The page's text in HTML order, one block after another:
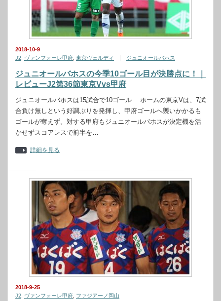
2018-10-9
J2 ヴァンフォーレ甲府 東京ヴェルディ ジュニオールバホス
ジュニオールバホスの今季10ゴール目が決勝点に！｜
レビューJ2第36節東京Vvs甲府
ジュニオールバホスは15試合で10ゴール ホームの東京Vは、7試
合負け無しという好調ぶりを発揮し、甲府ゴールへ襲いかかるも
ゴールが奪えず。対する甲府もジュニオールバホスが決定機を活
かせずスコアレスで前半を…
詳細を見る
2018-9-25
J2 ヴァンフォーレ甲府 ファジアーノ岡山